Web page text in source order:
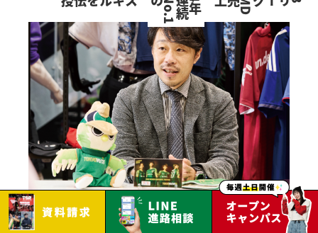
4
年
連
続
N
o
.
1
商品・企画開発の